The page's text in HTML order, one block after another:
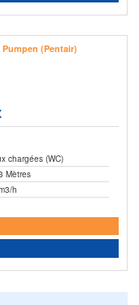
chargées (WC)
Mètres
h